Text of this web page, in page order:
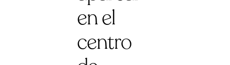
en el
centro